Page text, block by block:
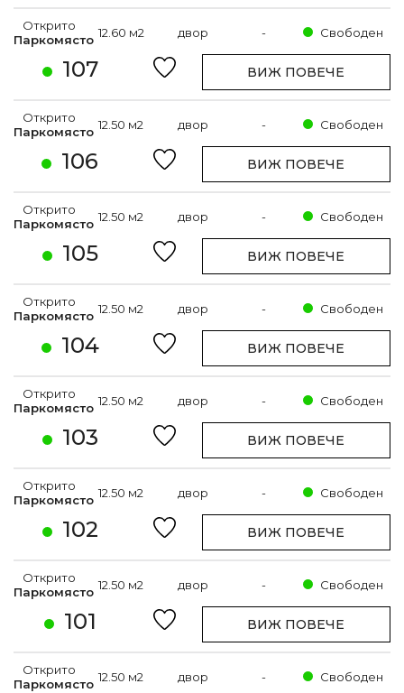
107
Открито
Паркомясто 12.60 м2 двор - Свободен
ВИЖ ПОВЕЧЕ
106
Открито
Паркомясто 12.50 м2 двор - Свободен
ВИЖ ПОВЕЧЕ
105
Открито
Паркомясто 12.50 м2 двор - Свободен
ВИЖ ПОВЕЧЕ
104
Открито
Паркомясто 12.50 м2 двор - Свободен
ВИЖ ПОВЕЧЕ
103
Открито
Паркомясто 12.50 м2 двор - Свободен
ВИЖ ПОВЕЧЕ
102
Открито
Паркомясто 12.50 м2 двор - Свободен
ВИЖ ПОВЕЧЕ
101
Открито
Паркомясто 12.50 м2 двор - Свободен
ВИЖ ПОВЕЧЕ
Открито
Паркомясто 12.50 м2 двор - Свободен